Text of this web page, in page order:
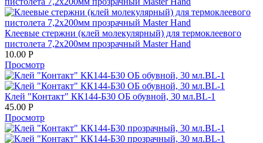
Клеевые стержни (клей молекулярный) для термоклеевого
пистолета 7,2х200мм прозрачный Master Hand
10.00 Р
Просмотр
Клей "Контакт" КК144-Б30 ОБ обувной, 30 мл.BL-1
45.00 Р
Просмотр